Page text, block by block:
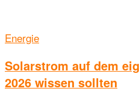
Energie
Solarstrom auf dem
2026 wissen sollten